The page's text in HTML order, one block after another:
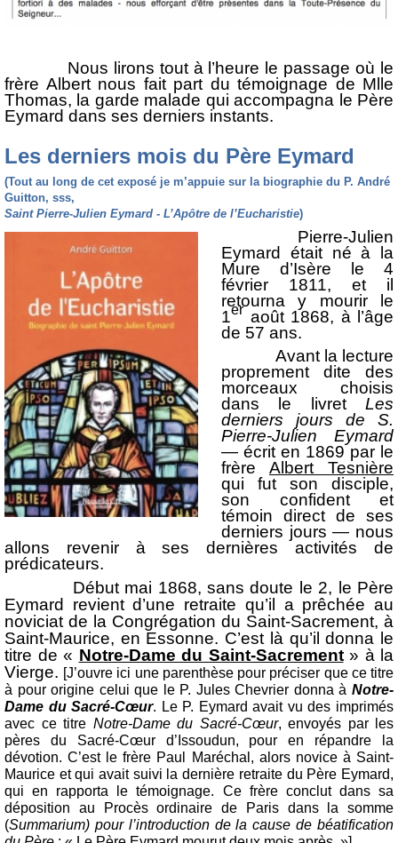
Nous lirons tout à l’heure le passage où le
frère Albert nous fait part du témoignage de Mlle
Thomas, la garde malade qui accompagna le Père
Eymard dans ses derniers instants.
Les derniers mois du Père Eymard
(Tout au long de cet exposé je m’appuie sur la biographie du P. André
Guitton, sss,
Saint Pierre-Julien Eymard - L’Apôtre de l’Eucharistie)
Pierre-Julien
Eymard était né à la
Mure d’Isère le 4
février 1811, et il
retourna y mourir le
1er août 1868, à l’âge
de 57 ans.
Avant la lecture
proprement dite des
morceaux choisis
dans le livret Les
derniers jours de S.
Pierre-Julien Eymard
— écrit en 1869 par le
frèreAlbert Tesnière
qui fut son disciple,
son confident et
témoin direct de ses
derniers jours — nous
allons revenir à ses dernières activités de
prédicateurs.
Début mai 1868, sans doute le 2, le Père
Eymard revient d’une retraite qu’il a prêchée au
noviciat de la Congrégation du Saint-Sacrement, à
Saint-Maurice, en Essonne. C’est là qu’il donna le
titre de « Notre-Dame du Saint-Sacrement» à la
Vierge. [J’ouvre ici une parenthèse pour préciser que ce titre
à pour origine celui que le P. Jules Chevrier donna à Notre-
Dame du Sacré-Cœur. Le P. Eymard avait vu des imprimés
avec ce titre Notre-Dame du Sacré-Cœur, envoyés par les
pères du Sacré-Cœur d’Issoudun, pour en répandre la
dévotion. C’est le frère Paul Maréchal, alors novice à Saint-
Maurice et qui avait suivi la dernière retraite du Père Eymard,
qui en rapporta le témoignage. Ce frère conclut dans sa
déposition au Procès ordinaire de Paris dans la somme
(Summarium) pour l’introduction de la cause de béatification